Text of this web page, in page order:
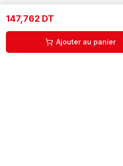
147,762 DT
Ajouter au panier